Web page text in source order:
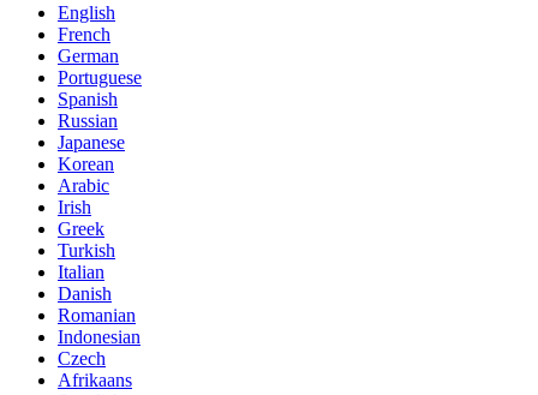
English
French
German
Portuguese
Spanish
Russian
Japanese
Korean
Arabic
Irish
Greek
Turkish
Italian
Danish
Romanian
Indonesian
Czech
Afrikaans